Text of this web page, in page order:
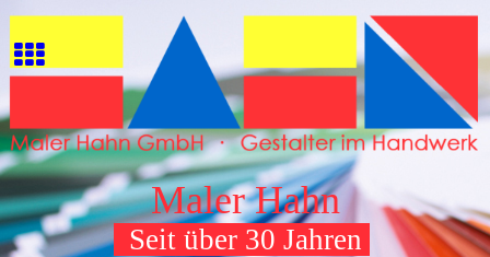
Maler Hahn
Seit über 30 Jahren